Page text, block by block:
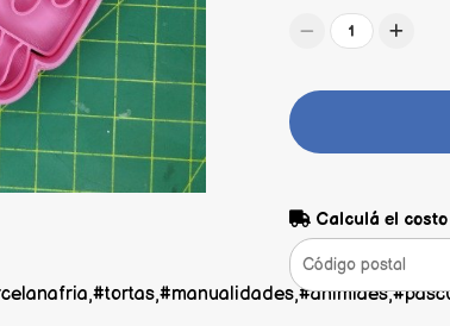
1
Calculá el costo